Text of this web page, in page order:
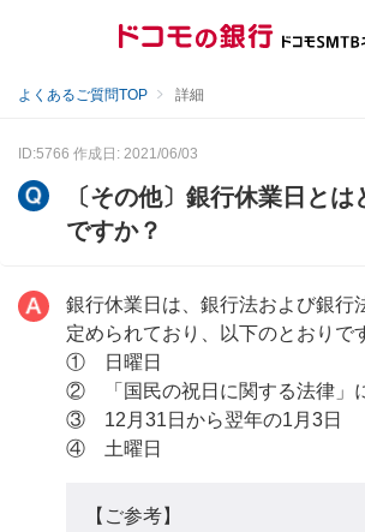
よくあるご質問TOP 詳細
ID:5766 作成日: 2021/06/03
〔その他〕銀行休業日と
ですか？
銀行休業日は、銀行法および銀行
定められており、以下のとおりで
① 日曜日
② 「国民の祝日に関する法律」
③ 12月31日から翌年の1月3日
④ 土曜日
【ご参考】